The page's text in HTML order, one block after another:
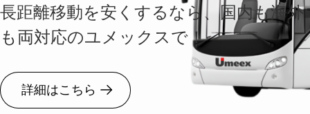
長距離移動を安くするなら、国内も海外
も両対応のユメックスで！
詳細はこちら